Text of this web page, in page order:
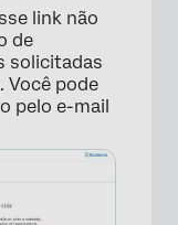
link não
de
solicitadas
Você pode
pelo e-mail